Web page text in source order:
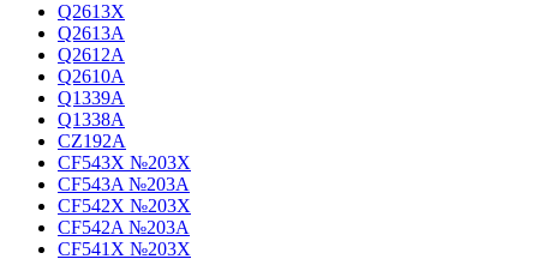
Q2613X
Q2613A
Q2612A
Q2610A
Q1339A
Q1338A
CZ192A
CF543X №203X
CF543A №203A
CF542X №203X
CF542A №203A
CF541X №203X